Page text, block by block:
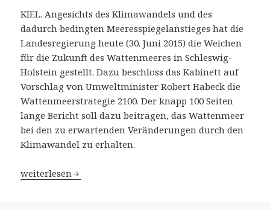
KIEL. Angesichts des Klimawandels und des
dadurch bedingten Meeresspiegelanstieges hat die
Landesregierung heute (30. Juni 2015) die Weichen
für die Zukunft des Wattenmeeres in Schleswig-
Holstein gestellt. Dazu beschloss das Kabinett auf
Vorschlag von Umweltminister Robert Habeck die
Wattenmeerstrategie 2100. Der knapp 100 Seiten
lange Bericht soll dazu beitragen, das Wattenmeer
bei den zu erwartenden Veränderungen durch den
Klimawandel zu erhalten.
Kabinett beschließt Strategie Wattenmeer 2100–
weiterlesen